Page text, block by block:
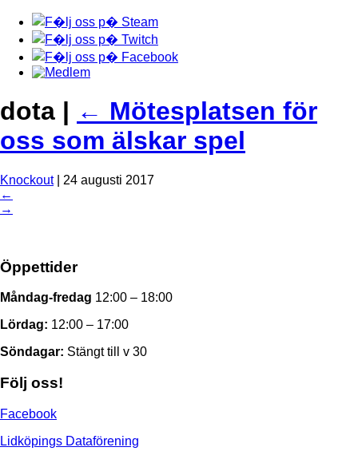
dota | ← Mötesplatsen för
oss som älskar spel
Knockout
24 augusti 2017
←
→
Öppettider
Måndag-fredag 12:00 – 18:00
Lördag: 12:00 – 17:00
Söndagar: Stängt till v 30
Följ oss!
Facebook
Lidköpings Dataförening